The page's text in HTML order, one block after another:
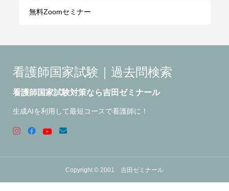
無料Zoomセミナー
看護師国家試験｜過去問検索
看護師国家試験対策なら吉田ゼミナール
生成AIを利用して最短コースで看護師に！
Copyright © 2001 吉田ゼミナール